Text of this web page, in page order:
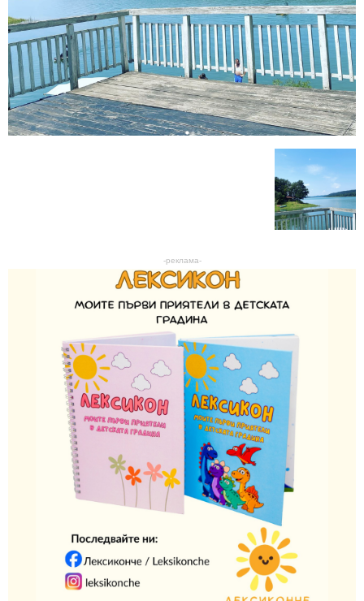
-реклама-